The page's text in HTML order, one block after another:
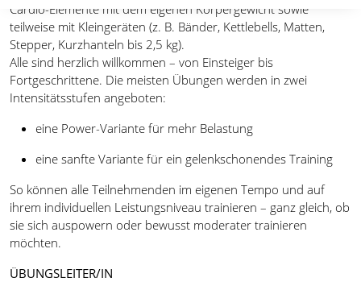
Cardio-Elemente mit dem eigenen Körpergewicht sowie
teilweise mit Kleingeräten (z. B. Bänder, Kettlebells, Matten,
Stepper, Kurzhanteln bis 2,5 kg).
Alle sind herzlich willkommen – von Einsteiger bis
Fortgeschrittene. Die meisten Übungen werden in zwei
Intensitätsstufen angeboten:
eine Power-Variante für mehr Belastung
eine sanfte Variante für ein gelenkschonendes Training
So können alle Teilnehmenden im eigenen Tempo und auf
ihrem individuellen Leistungsniveau trainieren – ganz gleich, ob
sie sich auspowern oder bewusst moderater trainieren
möchten.
ÜBUNGSLEITER/IN